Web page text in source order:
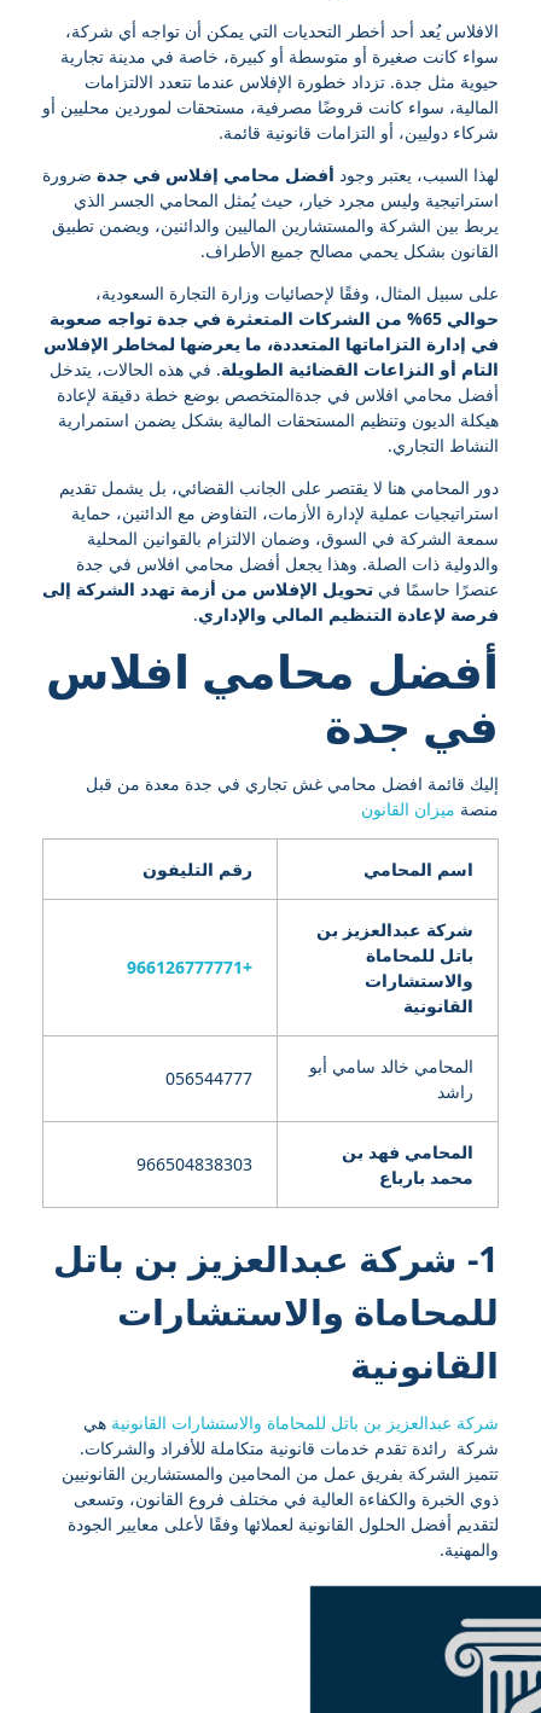
الافلاس يُعد أحد أخطر التحديات التي يمكن أن تواجه أي شركة،
سواء كانت صغيرة أو متوسطة أو كبيرة، خاصة في مدينة تجارية
حيوية مثل جدة. تزداد خطورة الإفلاس عندما تتعدد الالتزامات
المالية، سواء كانت قروضًا مصرفية، مستحقات لموردين محليين أو
شركاء دوليين، أو التزامات قانونية قائمة.
لهذا السبب، يعتبر وجود أفضل محامي إفلاس في جدة ضرورة
استراتيجية وليس مجرد خيار، حيث يُمثل المحامي الجسر الذي
يربط بين الشركة والمستشارين الماليين والدائنين، ويضمن تطبيق
القانون بشكل يحمي مصالح جميع الأطراف.
على سبيل المثال، وفقًا لإحصائيات وزارة التجارة السعودية،
حوالي 65% من الشركات المتعثرة في جدة تواجه صعوبة
في إدارة التزاماتها المتعددة، ما يعرضها لمخاطر الإفلاس
التام أو النزاعات القضائية الطويلة. في هذه الحالات، يتدخل
أفضل محامي افلاس في جدةالمتخصص بوضع خطة دقيقة لإعادة
هيكلة الديون وتنظيم المستحقات المالية بشكل يضمن استمرارية
النشاط التجاري.
دور المحامي هنا لا يقتصر على الجانب القضائي، بل يشمل تقديم
استراتيجيات عملية لإدارة الأزمات، التفاوض مع الدائنين، حماية
سمعة الشركة في السوق، وضمان الالتزام بالقوانين المحلية
والدولية ذات الصلة. وهذا يجعل أفضل محامي افلاس في جدة
عنصرًا حاسمًا في تحويل الإفلاس من أزمة تهدد الشركة إلى
فرصة لإعادة التنظيم المالي والإداري.
أفضل محامي افلاس
في جدة
إليك قائمة افضل محامي غش تجاري في جدة معدة من قبل
منصة ميزان القانون
اسم المحامي رقم التليفون
شركة عبدالعزيز بن
باتل للمحاماة
والاستشارات
القانونية
+966126777771
المحامي خالد سامي أبو
راشد
056544777
المحامي فهد بن
محمد بارباع
966504838303
1- شركة عبدالعزيز بن باتل
للمحاماة والاستشارات
القانونية
شركة عبدالعزيز بن باتل للمحاماة والاستشارات القانونية هي
شركة رائدة تقدم خدمات قانونية متكاملة للأفراد والشركات.
تتميز الشركة بفريق عمل من المحامين والمستشارين القانونيين
ذوي الخبرة والكفاءة العالية في مختلف فروع القانون، وتسعى
لتقديم أفضل الحلول القانونية لعملائها وفقًا لأعلى معايير الجودة
والمهنية.